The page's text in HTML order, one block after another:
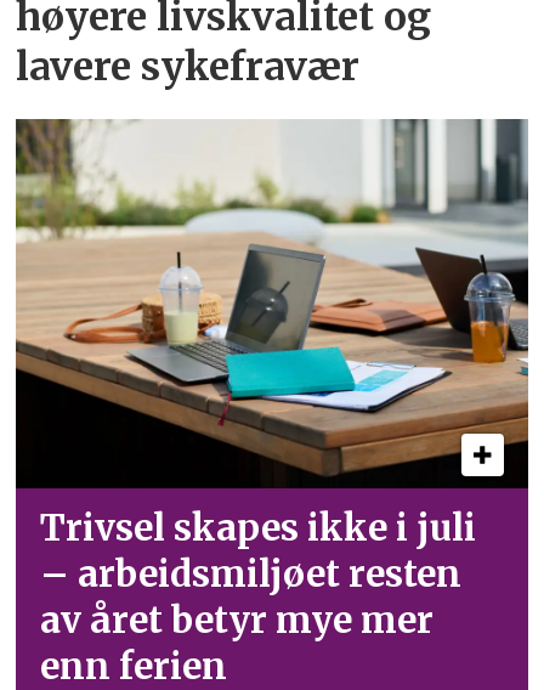
høyere livskvalitet og
lavere sykefravær
Trivsel skapes ikke i juli
– arbeid­smiljøet resten
av året betyr mye mer
enn ferien